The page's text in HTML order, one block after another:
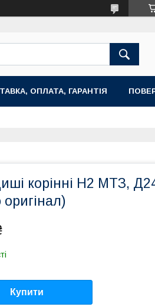
ОПЛАТА, ГАРАНТІЯ
корінні Н2 МТЗ,
Купити